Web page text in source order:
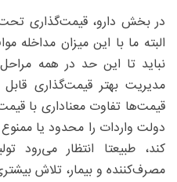
در بخش دارو، قیمت‌گذاری
البته ما با این میزان مداخله
نباید تا این حد در همه مراحل
مدیریت بهتر قیمت‌گذاری
قیمت‌ها تفاوت معناداری با
دولت واردات را محدود یا
کند، طبیعتا انتظار می‌رود
مصرف‌کننده و بیمار، تلاش